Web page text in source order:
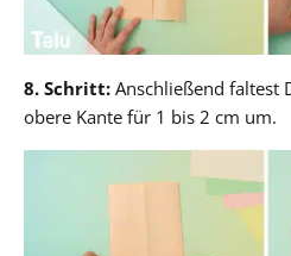
8. Schritt: Anschließend faltest
obere Kante für 1 bis 2 cm um.